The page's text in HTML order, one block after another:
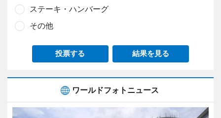
ステーキ・ハンバーグ
その他
投票する 結果を見る
ワールドフォトニュース